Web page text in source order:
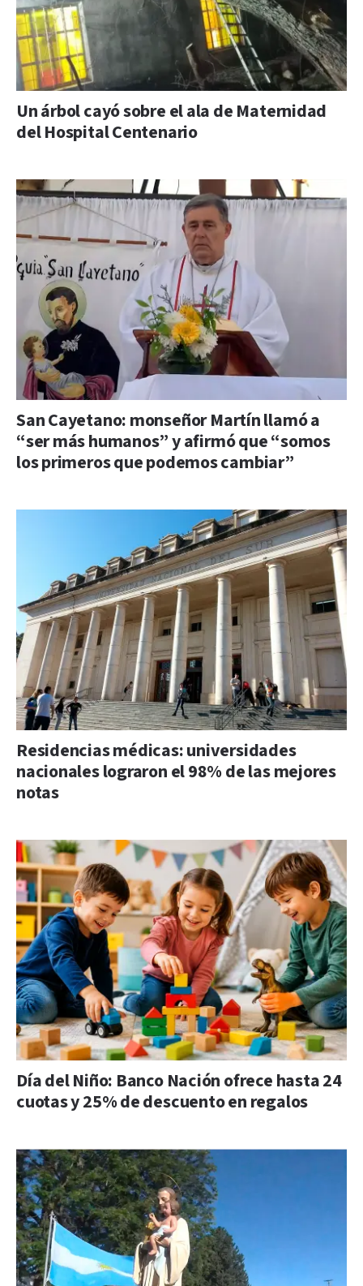
Un árbol cayó sobre el ala de Maternidad
del Hospital Centenario
San Cayetano: monseñor Martín llamó a
“ser más humanos” y afirmó que “somos
los primeros que podemos cambiar”
Residencias médicas: universidades
nacionales lograron el 98% de las mejores
notas
Día del Niño: Banco Nación ofrece hasta 24
cuotas y 25% de descuento en regalos